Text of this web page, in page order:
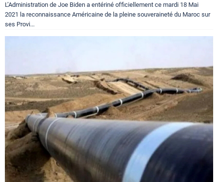
L’Administration de Joe Biden a entériné officiellement ce mardi 18 Mai
2021 la reconnaissance Américaine de la pleine souveraineté du Maroc sur
ses Provi...